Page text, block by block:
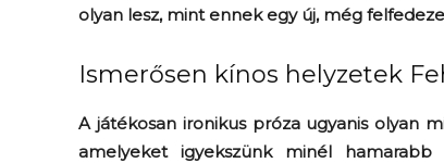
olyan lesz, mint ennek egy új, még
Ismerősen kínos helyzetek
A játékosan ironikus próza ugyanis olyan
amelyeket igyekszünk minél